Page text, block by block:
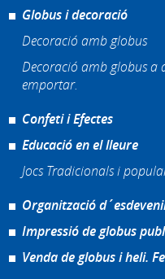
Globus i decoració
Decoració amb globus
Decoració amb globus a
emportar.
Confeti i Efectes
Educació en el lleure
Jocs Tradicionals i
Organització
Impressió de globus
Venda de globus i heli.